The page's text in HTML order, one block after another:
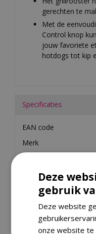
gerechten te
Met de
Control knop
jouw favoriete
hotdogs tot kip
Specificaties
EAN code
Merk
Lengte
Breedte
Hoogte
Materiaal
Deze
gebruik
Deze website
onze website te